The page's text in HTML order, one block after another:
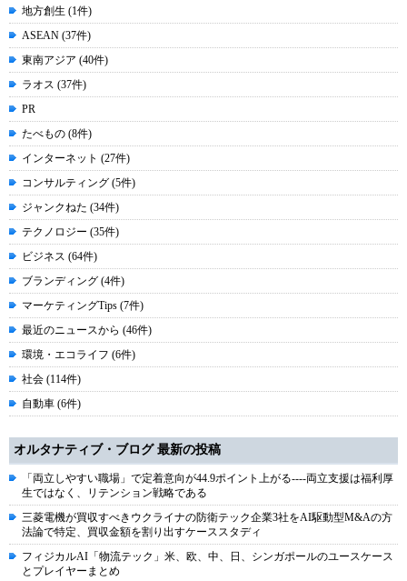
地方創生 (1件)
ASEAN (37件)
東南アジア (40件)
ラオス (37件)
PR
たべもの (8件)
インターネット (27件)
コンサルティング (5件)
ジャンクねた (34件)
テクノロジー (35件)
ビジネス (64件)
ブランディング (4件)
マーケティングTips (7件)
最近のニュースから (46件)
環境・エコライフ (6件)
社会 (114件)
自動車 (6件)
オルタナティブ・ブログ 最新の投稿
「両立しやすい職場」で定着意向が44.9ポイント上がる----両立支援は福利厚
生ではなく、リテンション戦略である
三菱電機が買収すべきウクライナの防衛テック企業3社をAI駆動型M&Aの方
法論で特定、買収金額を割り出すケーススタディ
フィジカルAI「物流テック」米、欧、中、日、シンガポールのユースケース
とプレイヤーまとめ